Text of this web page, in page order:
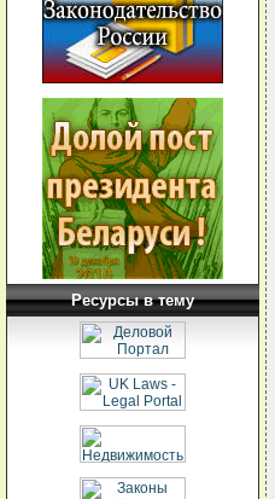
Ресурсы в тему